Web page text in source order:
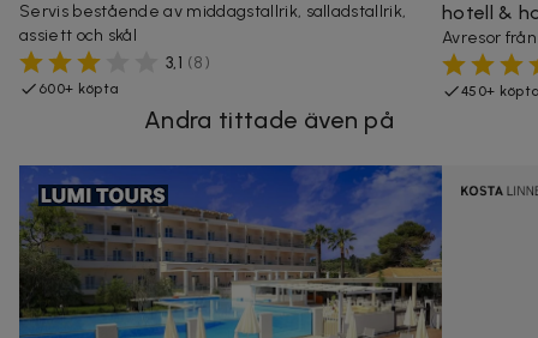
Servis bestående av middagstallrik, salladstallrik,
assiett och skål
3,1 (8)
600+ köpta
hotell &
Avresor
450+
Andra tittade även på